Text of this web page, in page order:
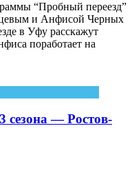
“Пробный переезд”
и Анфисой Черных
в Уфу расскажут
поработает на
сезона — Ростов-